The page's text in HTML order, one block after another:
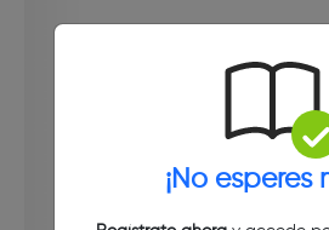
¡No esperes